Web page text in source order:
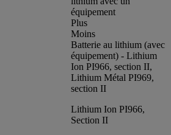
équipement
Plus
Moins
Batterie au lithium (avec
équipement) - Lithium
Ion PI966, section II,
Lithium Métal PI969,
section II
Lithium Ion PI966,
Section II